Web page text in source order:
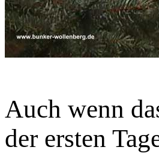
Auch wenn
der ersten